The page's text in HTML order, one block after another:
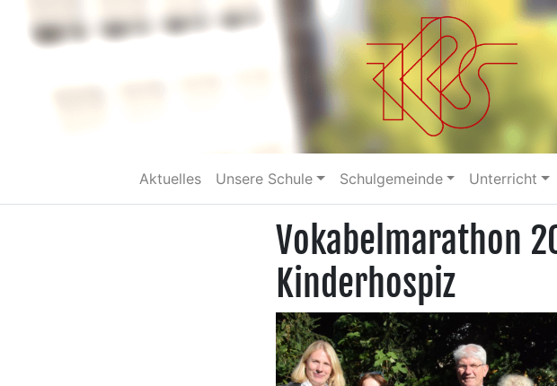
Aktuelles Unsere Schule Schulgemeinde Unterricht
Vokabelmarathon
Kinderhospiz